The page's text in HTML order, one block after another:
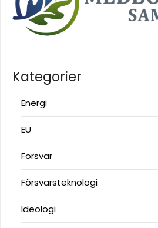
Kategorier
Energi
EU
Försvar
Försvarsteknologi
Ideologi